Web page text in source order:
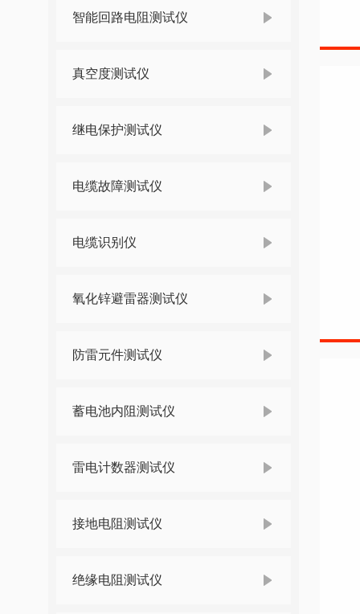
智能回路电阻测试仪
真空度测试仪
继电保护测试仪
电缆故障测试仪
电缆识别仪
氧化锌避雷器测试仪
防雷元件测试仪
蓄电池内阻测试仪
雷电计数器测试仪
接地电阻测试仪
绝缘电阻测试仪